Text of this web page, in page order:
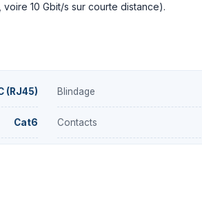
10 Gbit/s sur courte distance).
(RJ45) Blindage
Cat6 Contacts